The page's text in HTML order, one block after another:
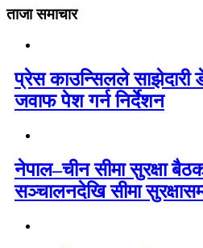
ताजा समाचार
प्रेस काउन्सिलले साझेदारी
जवाफ पेश गर्न निर्देशन
नेपाल–चीन सीमा सुरक्षा
सञ्चालनदेखि सीमा